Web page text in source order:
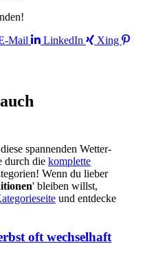
Mail LinkedIn
Xing
spannenden Wetter-
durch die komplette
Wenn du lieber
' bleiben willst,
und entdecke
oft wechselhaft